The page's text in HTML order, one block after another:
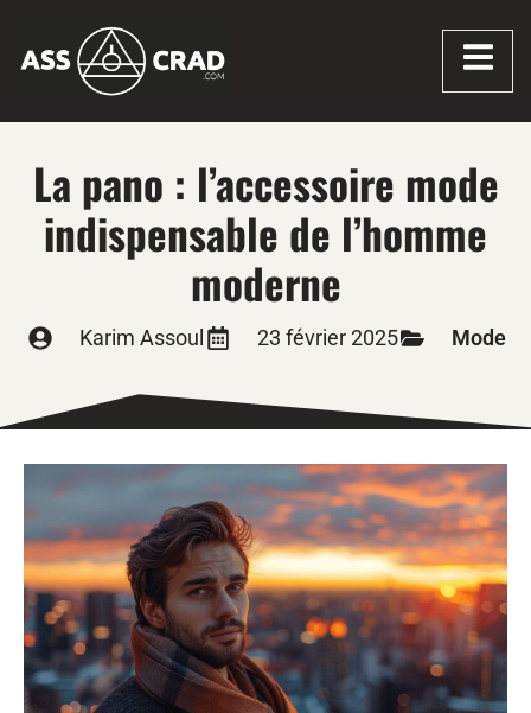
La pano : l’accessoire mode
indispensable de l’homme
moderne
Karim Assoul 23 février 2025 Mode